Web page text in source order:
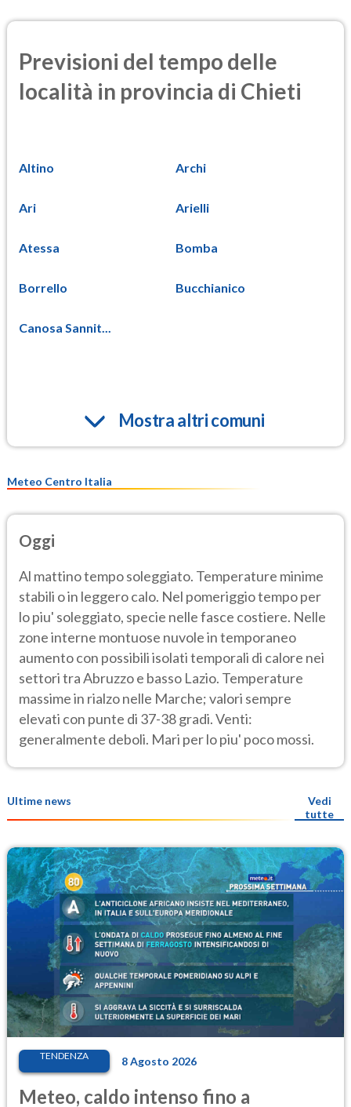
Previsioni del tempo delle
località in provincia di Chieti
Altino Archi
Ari Arielli
Atessa Bomba
Borrello Bucchianico
Canosa Sannit...
Mostra altri comuni
Meteo Centro Italia
Oggi
Al mattino tempo soleggiato. Temperature minime
stabili o in leggero calo. Nel pomeriggio tempo per
lo piu' soleggiato, specie nelle fasce costiere. Nelle
zone interne montuose nuvole in temporaneo
aumento con possibili isolati temporali di calore nei
settori tra Abruzzo e basso Lazio. Temperature
massime in rialzo nelle Marche; valori sempre
elevati con punte di 37-38 gradi. Venti:
generalmente deboli. Mari per lo piu' poco mossi.
Ultime news
Vedi
tutte
TENDENZA 8 Agosto 2026
Meteo, caldo intenso fino a